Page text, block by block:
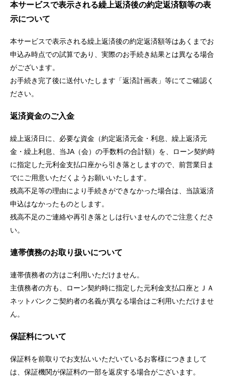
本サービスで表示される繰上返済後の約定返済額等の表
示について
本サービスで表示される繰上返済後の約定返済額等はあくまでお
申込み時点での試算であり、実際のお手続き結果とは異なる場合
がございます。
お手続き完了後に送付いたします「返済計画表」等にてご確認く
ださい。
返済資金のご入金
繰上返済日に、必要な資金（約定返済元金・利息、繰上返済元
金・繰上利息、当JA（会）の手数料の合計額）を、ローン契約時
に指定した元利金支払口座から引き落としますので、前営業日ま
でにご用意いただくようお願いいたします。
残高不足等の理由により手続きができなかった場合は、当該返済
申込はなかったものとします。
残高不足のご連絡や再引き落としは行いませんのでご注意くださ
い。
連帯債務のお取り扱いについて
連帯債務者の方はご利用いただけません。
主債務者の方も、ローン契約時に指定した元利金支払口座とＪＡ
ネットバンクご契約者の名義が異なる場合はご利用いただけませ
ん。
保証料について
保証料を前取りでお支払いいただいているお客様につきまして
は、保証機関が保証料の一部を返戻する場合がございます。